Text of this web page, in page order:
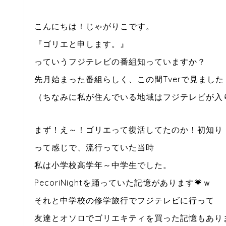
こんにちは！じゃがりこです。
『ゴリエと申します。』
っていうフジテレビの番組知っていますか？
先月始まった番組らしく、この間Tverで見ました
（ちなみに私が住んでいる地域はフジテレビが入
まず！え～！ゴリエって復活してたのか！初知り
って感じで、流行っていた当時
私は小学校高学年～中学生でした。
PecoriNightを踊っていた記憶があります💗ｗ
それと中学校の修学旅行でフジテレビに行って
友達とオソロでゴリエキティを買った記憶もあり